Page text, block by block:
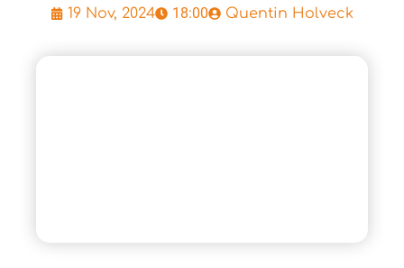
19 Nov, 2024 18:00 Quentin Holveck